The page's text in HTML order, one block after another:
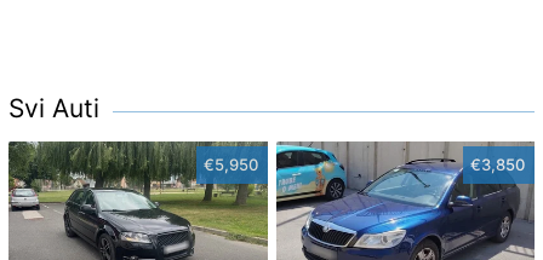
Svi Auti
€5,950 €3,850